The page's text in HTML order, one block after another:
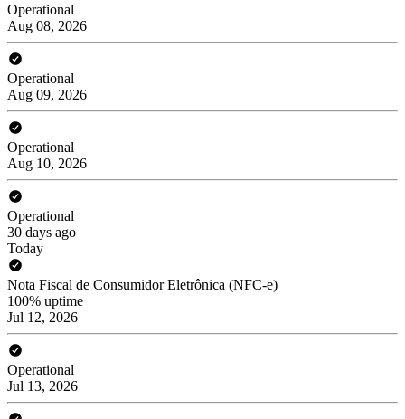
Operational
Aug 08, 2026
Operational
Aug 09, 2026
Operational
Aug 10, 2026
Operational
30 days ago
Today
Nota Fiscal de Consumidor Eletrônica (NFC-e)
100% uptime
Jul 12, 2026
Operational
Jul 13, 2026